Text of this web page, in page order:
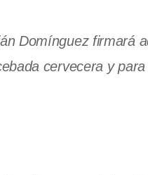
Domínguez firmará
cervecera y